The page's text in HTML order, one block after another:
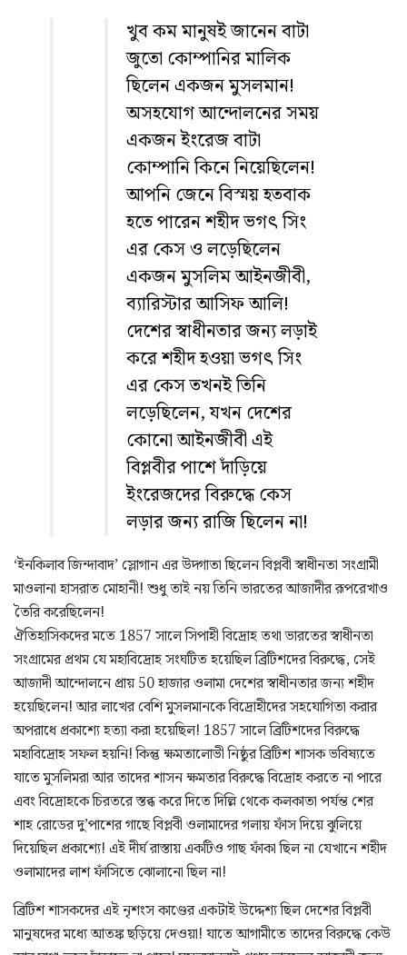
খুব কম মানুষই জানেন বাটা
জুতো কোম্পানির মালিক
ছিলেন একজন মুসলমান!
অসহযোগ আন্দোলনের সময়
একজন ইংরেজ বাটা
কোম্পানি কিনে নিয়েছিলেন!
আপনি জেনে বিস্ময় হতবাক
হতে পারেন শহীদ ভগৎ সিং
এর কেস ও লড়েছিলেন
একজন মুসলিম আইনজীবী,
ব্যারিস্টার আসিফ আলি!
দেশের স্বাধীনতার জন্য লড়াই
করে শহীদ হওয়া ভগৎ সিং
এর কেস তখনই তিনি
লড়েছিলেন, যখন দেশের
কোনো আইনজীবী এই
বিপ্লবীর পাশে দাঁড়িয়ে
ইংরেজদের বিরুদ্ধে কেস
লড়ার জন্য রাজি ছিলেন না!
‘ইনকিলাব জিন্দাবাদ’ স্লোগান এর উদ্গাতা ছিলেন বিপ্লবী স্বাধীনতা সংগ্রামী
মাওলানা হাসরাত মোহানী! শুধু তাই নয় তিনি ভারতের আজাদীর রূপরেখাও
তৈরি করেছিলেন!
ঐতিহাসিকদের মতে 1857 সালে সিপাহী বিদ্রোহ তথা ভারতের স্বাধীনতা
সংগ্রামের প্রথম যে মহাবিদ্রোহ সংঘটিত হয়েছিল ব্রিটিশদের বিরুদ্ধে, সেই
আজাদী আন্দোলনে প্রায় 50 হাজার ওলামা দেশের স্বাধীনতার জন্য শহীদ
হয়েছিলেন! আর লাখের বেশি মুসলমানকে বিদ্রোহীদের সহযোগিতা করার
অপরাধে প্রকাশ্যে হত্যা করা হয়েছিল! 1857 সালে ব্রিটিশদের বিরুদ্ধে
মহাবিদ্রোহ সফল হয়নি! কিন্তু ক্ষমতালোভী নিষ্ঠুর ব্রিটিশ শাসক ভবিষ্যতে
যাতে মুসলিমরা আর তাদের শাসন ক্ষমতার বিরুদ্ধে বিদ্রোহ করতে না পারে
এবং বিদ্রোহকে চিরতরে স্তব্ধ করে দিতে দিল্লি থেকে কলকাতা পর্যন্ত শের
শাহ রোডের দু’পাশের গাছে বিপ্লবী ওলামাদের গলায় ফাঁস দিয়ে ঝুলিয়ে
দিয়েছিল প্রকাশ্যে! এই দীর্ঘ রাস্তায় একটিও গাছ ফাঁকা ছিল না যেখানে শহীদ
ওলামাদের লাশ ফাঁসিতে ঝোলানো ছিল না!
ব্রিটিশ শাসকদের এই নৃশংস কাণ্ডের একটাই উদ্দেশ্য ছিল দেশের বিপ্লবী
মানুষদের মধ্যে আতঙ্ক ছড়িয়ে দেওয়া! যাতে আগামীতে তাদের বিরুদ্ধে কেউ